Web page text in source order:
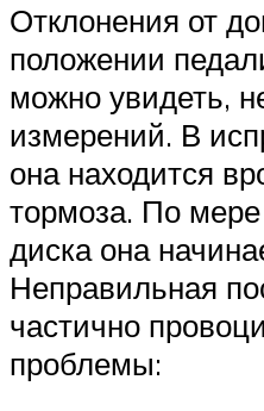
Отклонения от
положении
можно увидеть,
измерений. В
она находится
тормоза. По
диска она
Неправильная
частично
проблемы: